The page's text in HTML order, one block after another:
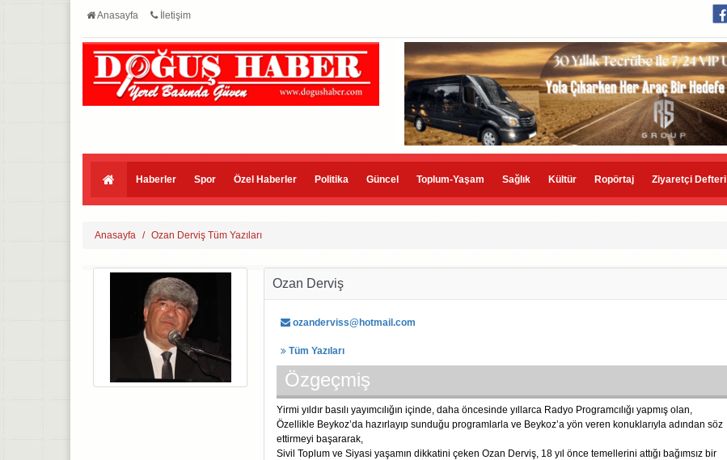
Anasayfa İletişim
Haberler Spor Özel Haberler Politika Güncel Toplum-Yaşam Sağlık Kültür Ropörtaj Ziyaretçi Defteri
Anasayfa Ozan Derviş Tüm Yazıları
Ozan Derviş
ozanderviss@hotmail.com
Tüm Yazıları
Özgeçmiş
Yirmi yıldır basılı yayımcılığın içinde, daha öncesinde yıllarca Radyo Programcılığı yapmış olan,
Özellikle Beykoz’da hazırlayıp sunduğu programlarla ve Beykoz’a yön veren konuklarıyla adından söz
ettirmeyi başararak,
Sivil Toplum ve Siyasi yaşamın dikkatini çeken Ozan Derviş, 18 yıl önce temellerini attığı bağımsız bir